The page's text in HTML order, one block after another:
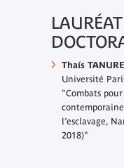
Thaís
Université
"Combats
l’esclavage,
2018)"